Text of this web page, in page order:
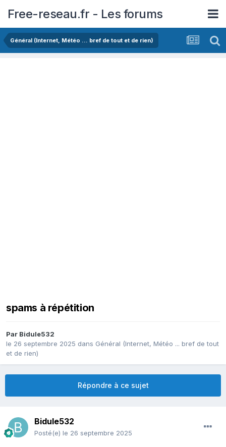
Free-reseau.fr - Les forums
Général (Internet, Météo ... bref de tout et de rien)
spams à répétition
Par Bidule532
le 26 septembre 2025 dans Général (Internet, Météo ... bref de tout
et de rien)
Répondre à ce sujet
Bidule532
Posté(e) le 26 septembre 2025